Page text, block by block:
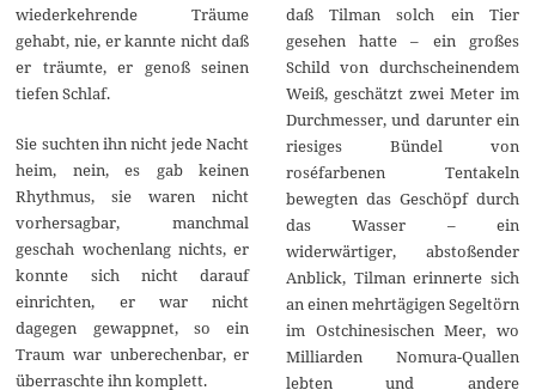
wiederkehrende Träume
gehabt, nie, er kannte nicht daß
er träumte, er genoß seinen
tiefen Schlaf.
Sie suchten ihn nicht jede Nacht
heim, nein, es gab keinen
Rhythmus, sie waren nicht
vorhersagbar, manchmal
geschah wochenlang nichts, er
konnte sich nicht darauf
einrichten, er war nicht
dagegen gewappnet, so ein
Traum war unberechenbar, er
überraschte ihn komplett.
daß Tilman solch ein Tier
gesehen hatte – ein großes
Schild von durchscheinendem
Weiß, geschätzt zwei Meter im
Durchmesser, und darunter ein
riesiges Bündel von
roséfarbenen Tentakeln
bewegten das Geschöpf durch
das Wasser – ein
widerwärtiger, abstoßender
Anblick, Tilman erinnerte sich
an einen mehrtägigen Segeltörn
im Ostchinesischen Meer, wo
Milliarden Nomura-Quallen
lebten und andere